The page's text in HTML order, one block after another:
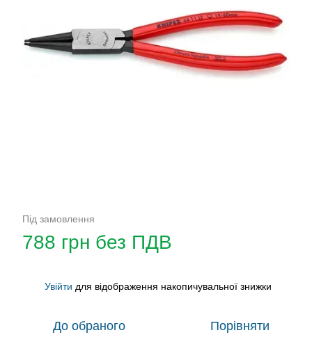
Під замовлення
788 грн без ПДВ
Увійти для відображення накопичувальної знижки
До обраного Порівняти